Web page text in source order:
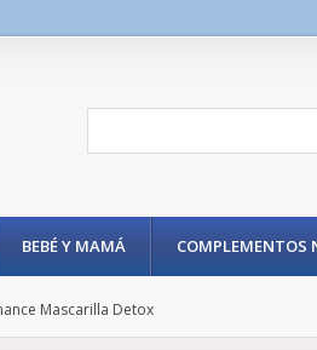
BEBÉ Y MAMÁ COMPLEMENTOS
Mascarilla Detox